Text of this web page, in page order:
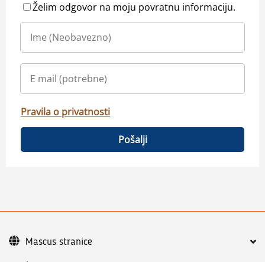
Želim odgovor na moju povratnu informaciju.
Pravila o privatnosti
Pošalji
Mascus stranice